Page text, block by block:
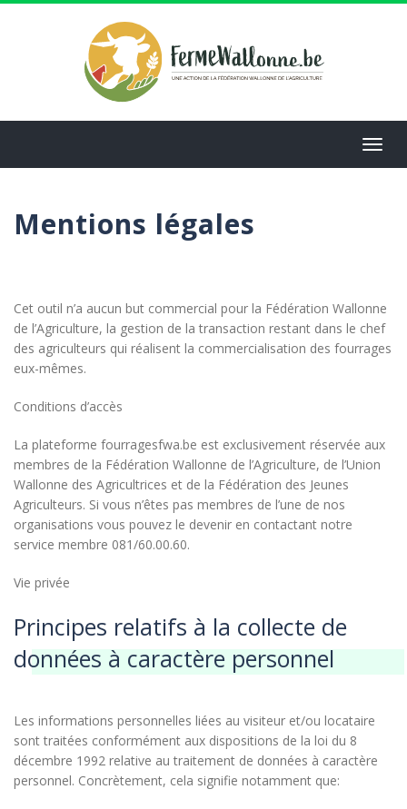
Aller
Mentions légales
Cet outil n’a aucun but commercial pour la Fédération Wallonne
de l’Agriculture, la gestion de la transaction restant dans le chef
des agriculteurs qui réalisent la commercialisation des fourrages
eux-mêmes.
Conditions d’accès
La plateforme fourragesfwa.be est exclusivement réservée aux
membres de la Fédération Wallonne de l’Agriculture, de l’Union
Wallonne des Agricultrices et de la Fédération des Jeunes
Agriculteurs. Si vous n’êtes pas membres de l’une de nos
organisations vous pouvez le devenir en contactant notre
service membre 081/60.00.60.
Vie privée
Principes relatifs à la collecte de
données à caractère personnel
Les informations personnelles liées au visiteur et/ou locataire
sont traitées conformément aux dispositions de la loi du 8
décembre 1992 relative au traitement de données à caractère
personnel. Concrètement, cela signifie notamment que: